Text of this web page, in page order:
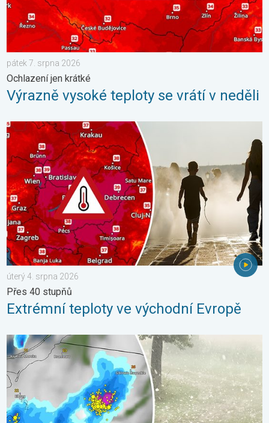
pátek 7. srpna 2026
Ochlazení jen krátké
Výrazně vysoké teploty se vrátí v neděli
Extrémní teploty ve východní Evropě. Přes 40 stupňů. . . úterý
úterý 4. srpna 2026
Přes 40 stupňů
Extrémní teploty ve východní Evropě
V Polsku padaly obří kroupy. Supercelární bouře. . . pátek 7.